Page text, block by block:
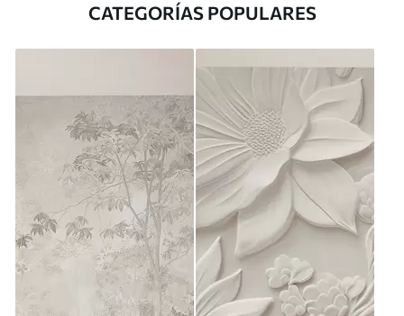
CATEGORÍAS POPULARES